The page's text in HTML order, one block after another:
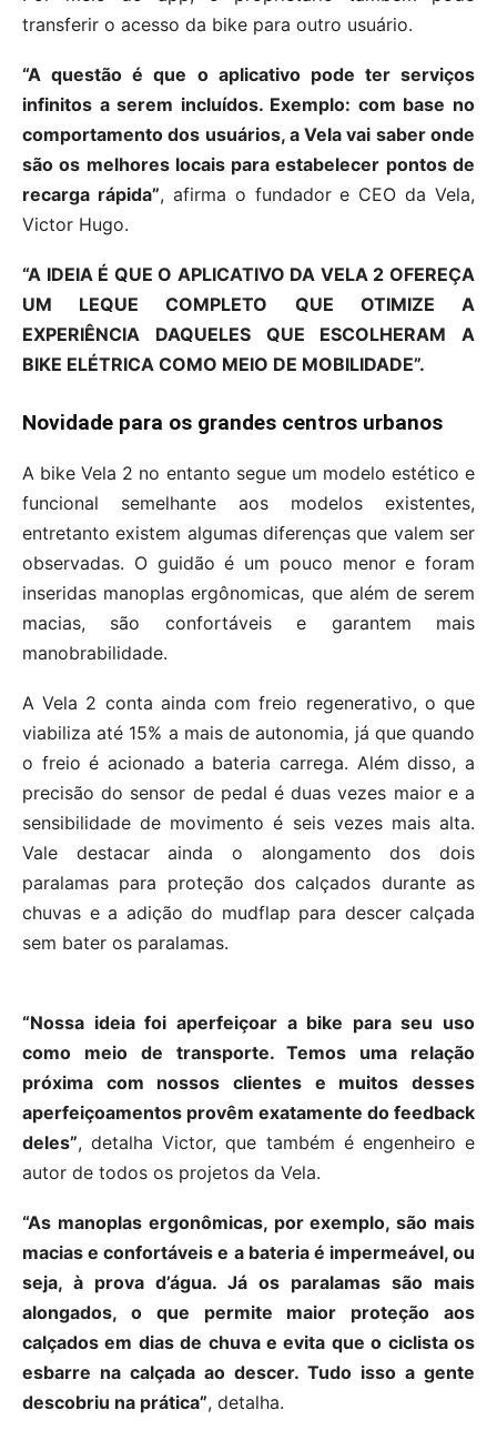
transferir o acesso da bike para outro usuário.
“A questão é que o aplicativo pode ter serviços
infinitos a serem incluídos. Exemplo: com base no
comportamento dos usuários, a Vela vai saber onde
são os melhores locais para estabelecer pontos de
recarga rápida”, afirma o fundador e CEO da Vela,
Victor Hugo.
“A IDEIA É QUE O APLICATIVO DA VELA 2 OFEREÇA
UM LEQUE COMPLETO QUE OTIMIZE A
EXPERIÊNCIA DAQUELES QUE ESCOLHERAM A
BIKE ELÉTRICA COMO MEIO DE MOBILIDADE”.
Novidade para os grandes centros urbanos
A bike Vela 2 no entanto segue um modelo estético e
funcional semelhante aos modelos existentes,
entretanto existem algumas diferenças que valem ser
observadas. O guidão é um pouco menor e foram
inseridas manoplas ergônomicas, que além de serem
macias, são confortáveis e garantem mais
manobrabilidade.
A Vela 2 conta ainda com freio regenerativo, o que
viabiliza até 15% a mais de autonomia, já que quando
o freio é acionado a bateria carrega. Além disso, a
precisão do sensor de pedal é duas vezes maior e a
sensibilidade de movimento é seis vezes mais alta.
Vale destacar ainda o alongamento dos dois
paralamas para proteção dos calçados durante as
chuvas e a adição do mudflap para descer calçada
sem bater os paralamas.
“Nossa ideia foi aperfeiçoar a bike para seu uso
como meio de transporte. Temos uma relação
próxima com nossos clientes e muitos desses
aperfeiçoamentos provêm exatamente do feedback
deles”, detalha Victor, que também é engenheiro e
autor de todos os projetos da Vela.
“As manoplas ergonômicas, por exemplo, são mais
macias e confortáveis e a bateria é impermeável, ou
seja, à prova d’água. Já os paralamas são mais
alongados, o que permite maior proteção aos
calçados em dias de chuva e evita que o ciclista os
esbarre na calçada ao descer. Tudo isso a gente
descobriu na prática”, detalha.